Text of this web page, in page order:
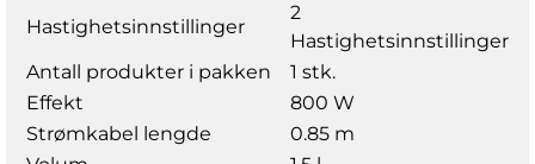
Hastighetsinnstillinger
2
Hastighetsinnstillinger
Antall produkter i pakken
1 stk.
Effekt
800 W
Strømkabel lengde
0.85 m